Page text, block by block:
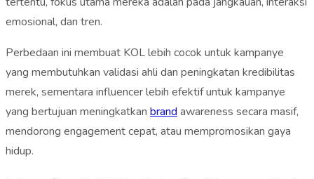
emosional, dan tren.
Perbedaan ini membuat KOL lebih cocok untuk kampanye
yang membutuhkan validasi ahli dan peningkatan kredibilitas
merek, sementara influencer lebih efektif untuk kampanye
yang bertujuan meningkatkan brand awareness secara masif,
mendorong engagement cepat, atau mempromosikan gaya
hidup.